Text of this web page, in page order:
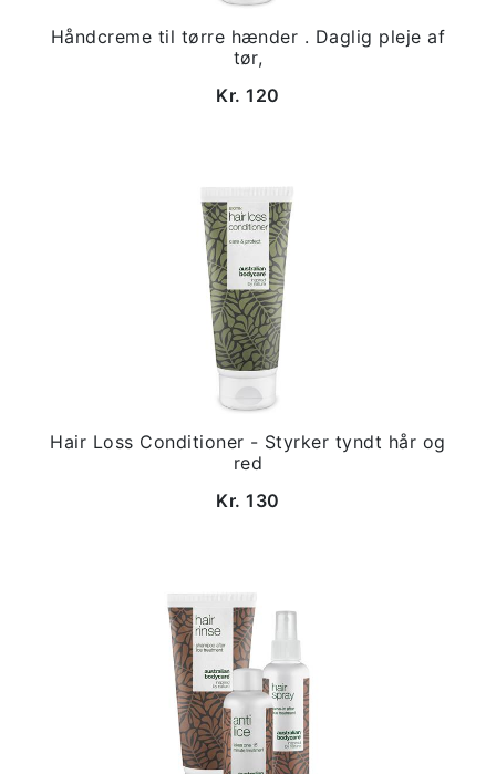
Håndcreme til tørre hænder . Daglig pleje af
tør,
Kr. 120
Hair Loss Conditioner - Styrker tyndt hår og
red
Kr. 130